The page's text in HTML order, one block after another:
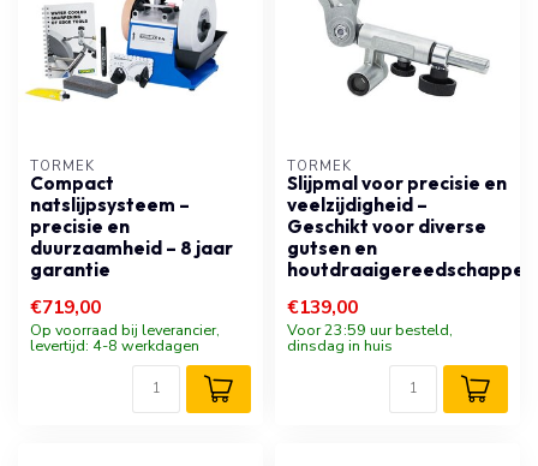
TORMEK
Compact
natslijpsysteem –
precisie en
duurzaamheid – 8 jaar
garantie
€719,00
Op voorraad bij leverancier,
levertijd: 4-8 werkdagen
TORMEK
Slijpmal voor precisie en
veelzijdigheid –
Geschikt voor diverse
gutsen en
houtdraaigereedschappen
€139,00
Voor 23:59 uur besteld,
dinsdag in huis